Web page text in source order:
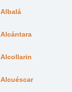
Albalá
Alcántara
Alcollarin
Alcuéscar